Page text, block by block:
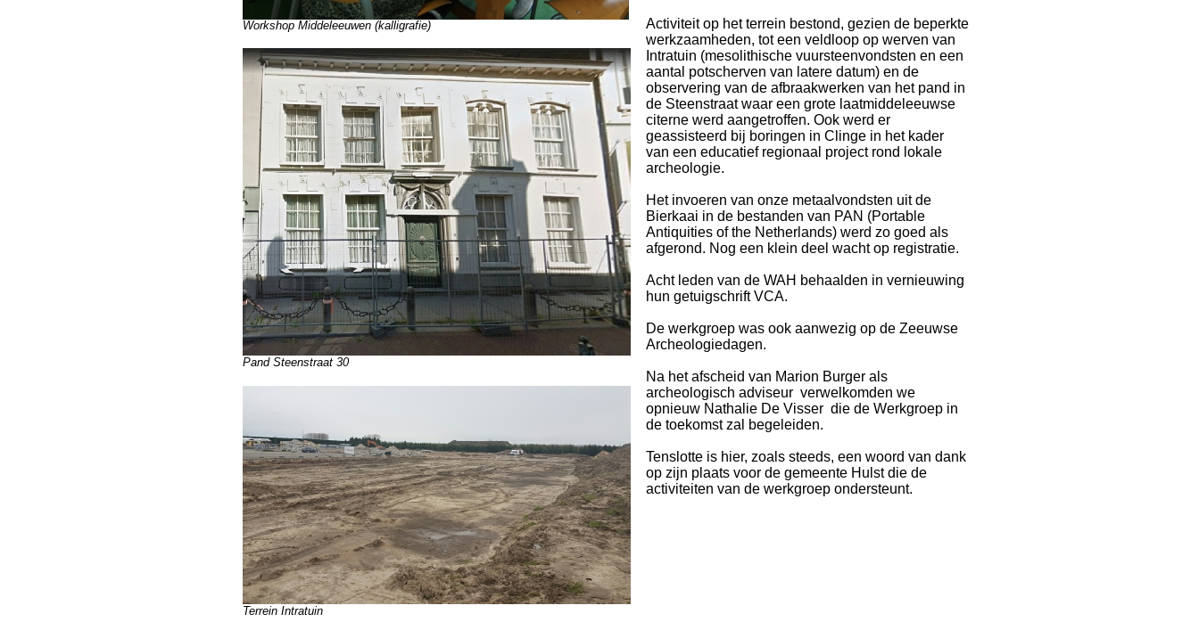
Activiteit op het terrein bestond, gezien de beperkte
werkzaamheden, tot een veldloop op werven van
Intratuin (mesolithische vuursteenvondsten en een
aantal potscherven van latere datum) en de
observering van de afbraakwerken van het pand in
de Steenstraat waar een grote laatmiddeleeuwse
citerne werd aangetroffen. Ook werd er
geassisteerd bij boringen in Clinge in het kader
van een educatief regionaal project rond lokale
archeologie.
Het invoeren van onze metaalvondsten uit de
Bierkaai in de bestanden van PAN (Portable
Antiquities of the Netherlands) werd zo goed als
afgerond. Nog een klein deel wacht op registratie.
Acht leden van de WAH behaalden in vernieuwing
hun getuigschrift VCA.
De werkgroep was ook aanwezig op de Zeeuwse
Archeologiedagen.
Na het afscheid van Marion Burger als
archeologisch adviseur verwelkomden we
opnieuw Nathalie De Visser die de Werkgroep in
de toekomst zal begeleiden.
Tenslotte is hier, zoals steeds, een woord van dank
op zijn plaats voor de gemeente Hulst die de
activiteiten van de werkgroep ondersteunt.
Workshop Middeleeuwen (kalligrafie)
Pand Steenstraat 30
Terrein Intratuin